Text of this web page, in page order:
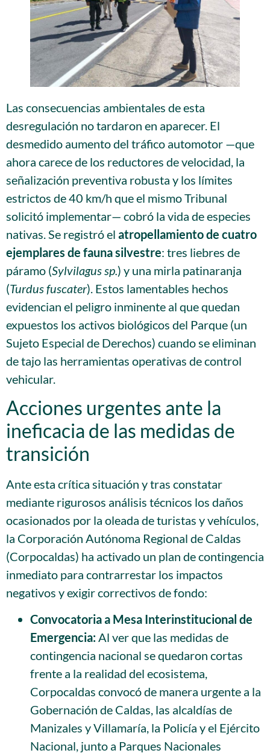
Las consecuencias ambientales de esta
desregulación no tardaron en aparecer. El
desmedido aumento del tráfico automotor —que
ahora carece de los reductores de velocidad, la
señalización preventiva robusta y los límites
estrictos de 40 km/h que el mismo Tribunal
solicitó implementar— cobró la vida de especies
nativas . Se registró el atropellamiento de cuatro
ejemplares de fauna silvestre: tres liebres de
páramo (Sylvilagus sp.) y una mirla patinaranja
(Turdus fuscater) . Estos lamentables hechos
evidencian el peligro inminente al que quedan
expuestos los activos biológicos del Parque (un
Sujeto Especial de Derechos) cuando se eliminan
de tajo las herramientas operativas de control
vehicular.
Acciones urgentes ante la
ineficacia de las medidas de
transición
Ante esta crítica situación y tras constatar
mediante rigurosos análisis técnicos los daños
ocasionados por la oleada de turistas y vehículos,
la Corporación Autónoma Regional de Caldas
(Corpocaldas) ha activado un plan de contingencia
inmediato para contrarrestar los impactos
negativos y exigir correctivos de fondo:
Convocatoria a Mesa Interinstitucional de
Emergencia:Al ver que las medidas de
contingencia nacional se quedaron cortas
frente a la realidad del ecosistema,
Corpocaldas convocó de manera urgente a la
Gobernación de Caldas, las alcaldías de
Manizales y Villamaría, la Policía y el Ejército
Nacional, junto a Parques Nacionales